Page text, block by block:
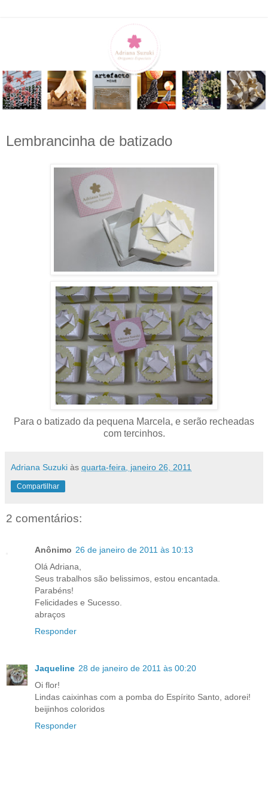
Lembrancinha de batizado
Para o batizado da pequena Marcela, e serão recheadas
com tercinhos.
Adriana Suzuki às quarta-feira, janeiro 26, 2011
Compartilhar
2 comentários:
Anônimo 26 de janeiro de 2011 às 10:13
Olá Adriana,
Seus trabalhos são belissimos, estou encantada.
Parabéns!
Felicidades e Sucesso.
abraços
Responder
Jaqueline 28 de janeiro de 2011 às 00:20
Oi flor!
Lindas caixinhas com a pomba do Espírito Santo, adorei!
beijinhos coloridos
Responder